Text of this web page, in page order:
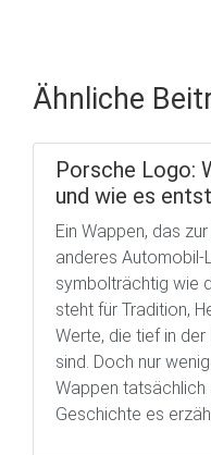
Ähnliche
Porsche Logo:
und wie es
Ein Wappen, das
anderes
symbolträchtig wie
steht für Tradition,
Werte, die tief in
sind. Doch nur
Wappen
Geschichte es